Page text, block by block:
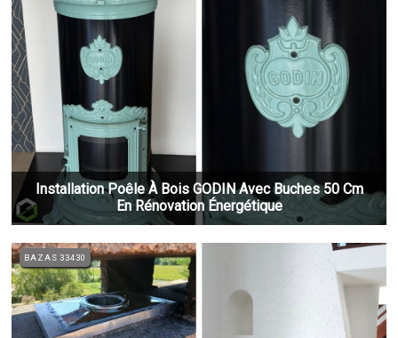
Installation Poêle À Bois GODIN Avec Buches 50 Cm
En Rénovation Énergétique
BAZAS 33430